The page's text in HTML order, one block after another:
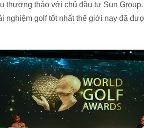
thương thảo với chủ đầu tư Sun
nghiệm golf tốt nhất thế giới nay đã